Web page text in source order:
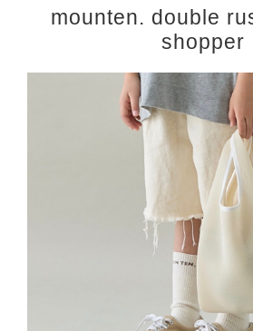
mounten. double
shopper